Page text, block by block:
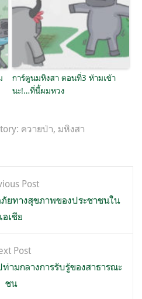
การ์ตูนมหิงสา ตอนที่3 ห้ามเข้า
นะ!…ที่นี้ผมหวง
ควายป่า, มหิงสา
Post
ยทางสุขภาพของประชาชนใน
เอเชีย
Post
ามกลางการรับรู้ของสาธารณะ
ชน